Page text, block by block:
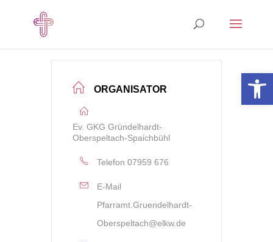
ORGANISATOR
Ev. GKG Gründelhardt-
Oberspeltach-Spaichbühl
Telefon 07959 676
E-Mail
Pfarramt.Gruendelhardt-
Oberspeltach@elkw.de